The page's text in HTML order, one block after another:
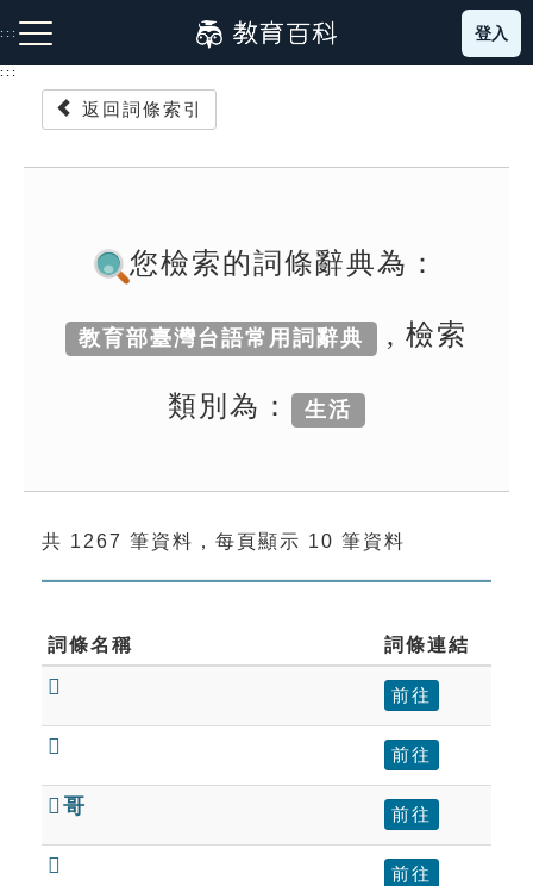
到
主
:::
成語故事
索引選單
單字索引
生命大百科索引
遊戲專區
教學應用
登入
:::
返回詞條索引
您檢索的詞條辭典為：
教育部臺灣台語常用詞辭典 , 檢索
類別為： 生活
共 1267 筆資料，每頁顯示 10 筆資料
詞條名稱 詞條連結
 前往
 前往
哥 前往
 前往